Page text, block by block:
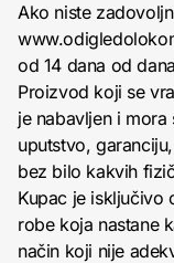
Ako niste
od 14 dana od
Proizvod koji se
je nabavljen i
uputstvo,
bez bilo kakvih
Kupac je isključivo
robe koja nastane
način koji nije